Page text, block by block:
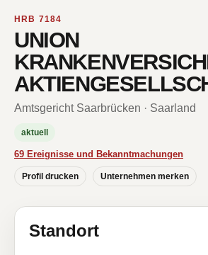
HRB 7184
UNION
Amtsgericht Saarbrücken · Saarland
aktuell
69 Ereignisse und Bekanntmachungen
Profil drucken Unternehmen merken
Standort